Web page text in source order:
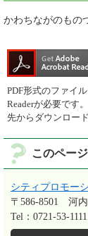
かわちながのもの
PDF形式のファイ
Readerが必要です。
先からダウンロー
このペー
シティプロモー
〒586-8501
河
Tel：0721-53-1111